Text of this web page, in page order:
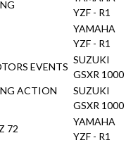
YZF - R1
YAMAHA
YZF - R1
EVENTS
SUZUKI
GSXR 1000
ACTION
SUZUKI
GSXR 1000
72
YAMAHA
YZF - R1